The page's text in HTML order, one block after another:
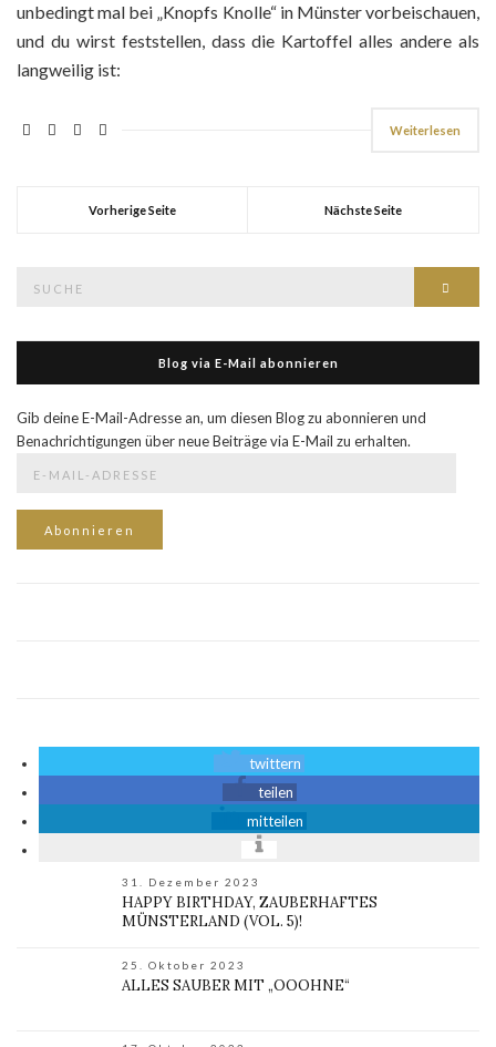
unbedingt mal bei „Knopfs Knolle“ in Münster vorbeischauen,
und du wirst feststellen, dass die Kartoffel alles andere als
langweilig ist:
Weiterlesen
Vorherige Seite Nächste Seite
Blog via E-Mail abonnieren
Gib deine E-Mail-Adresse an, um diesen Blog zu abonnieren und
Benachrichtigungen über neue Beiträge via E-Mail zu erhalten.
Adresse
Abonnieren
twittern
teilen
mitteilen
31. Dezember 2023
HAPPY BIRTHDAY, ZAUBERHAFTES
MÜNSTERLAND (VOL. 5)!
25. Oktober 2023
ALLES SAUBER MIT „OOOHNE“